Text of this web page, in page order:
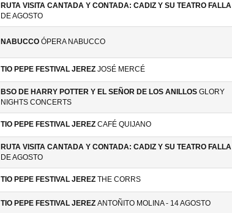
RUTA VISITA CANTADA Y CONTADA: CADIZ Y SU TEATRO FALLA
DE AGOSTO
NABUCCO ÓPERA NABUCCO
TIO PEPE FESTIVAL JEREZ JOSÉ MERCÉ
BSO DE HARRY POTTER Y EL SEÑOR DE LOS ANILLOS GLORY
NIGHTS CONCERTS
TIO PEPE FESTIVAL JEREZ CAFÉ QUIJANO
RUTA VISITA CANTADA Y CONTADA: CADIZ Y SU TEATRO FALLA
DE AGOSTO
TIO PEPE FESTIVAL JEREZ THE CORRS
TIO PEPE FESTIVAL JEREZ ANTOÑITO MOLINA - 14 AGOSTO